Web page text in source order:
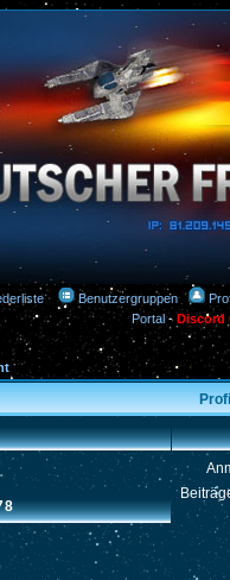
Benutzergruppen
Portal-Discord